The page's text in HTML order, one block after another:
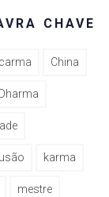
CHAVE
carma China
Dharma
karma
mestre